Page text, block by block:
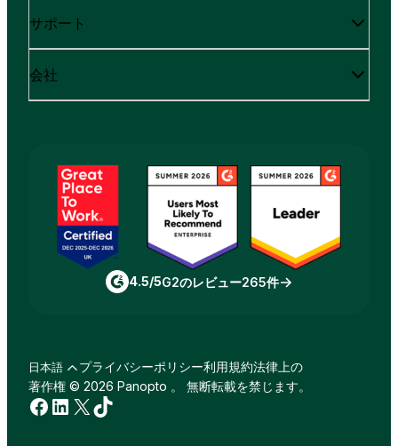
サポート
会社
4.5/5G2のレビュー265件
日本語 プライバシーポリシー利用規約法律上の
著作権 © 2026 Panopto 。 無断転載を禁じます。
Facebook
LinkedIn
X TikTok